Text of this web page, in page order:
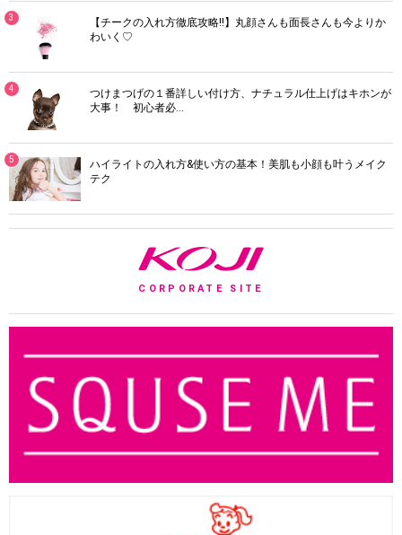
3
【チークの入れ方徹底攻略!!】丸顔さんも面長さんも今よりか
わいく♡
4
つけまつげの１番詳しい付け方、ナチュラル仕上げはキホンが
大事！ 初心者必…
5
ハイライトの入れ方&使い方の基本！美肌も小顔も叶うメイク
テク
CORPORATE SITE